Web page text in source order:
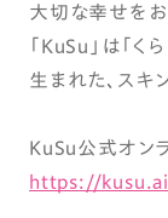
大切な幸せをお
「KuSu」は「
生まれた、スキ
KuSu公式オンラ
https://